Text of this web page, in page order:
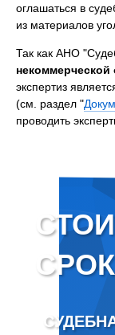
оглашаться в
из материалов
Так как АНО
некоммерческой
экспертиз
(см. раздел "
проводить